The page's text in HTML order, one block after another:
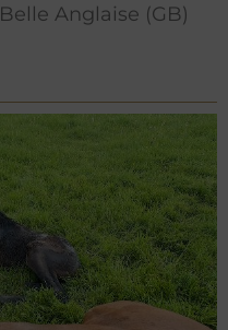
Belle Anglaise (GB)